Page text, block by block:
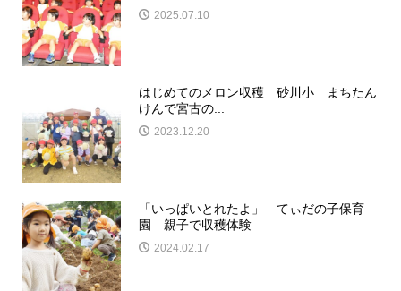
2025.07.10
はじめてのメロン収穫 砂川小 まちたん
けんで宮古の...
2023.12.20
「いっぱいとれたよ」 てぃだの子保育
園 親子で収穫体験
2024.02.17